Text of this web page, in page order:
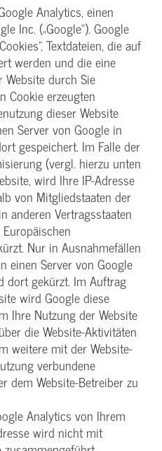
Analytics, einen
Inc. („Google“). Google
Textdateien, die auf
werden und die eine
durch Sie
Cookie erzeugten
dieser Website
Server von Google in
gespeichert. Im Falle der
(vergl. hierzu unten
wird Ihre IP-Adresse
von Mitgliedstaaten der
anderen Vertragsstaaten
Nur in Ausnahmefällen
einen Server von Google
dort gekürzt. Im Auftrag
wird Google diese
Ihre Nutzung der Website
die Website-Aktivitäten
weitere mit der Website-
verbundene
dem Website-Betreiber zu
Analytics von Ihrem
wird nicht mit